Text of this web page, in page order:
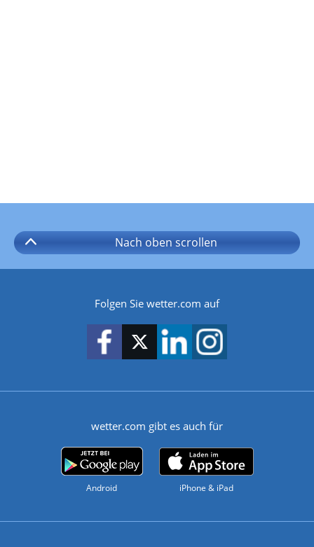
Nach oben scrollen
Folgen Sie wetter.com auf
wetter.com gibt es auch für
Android iPhone & iPad